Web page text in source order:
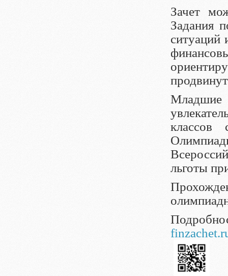
Зачет
Задания
ситуаций
льготы